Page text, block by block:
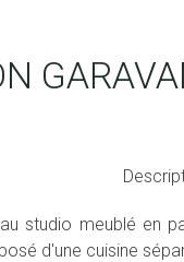
studio meublé en
d'une cuisine